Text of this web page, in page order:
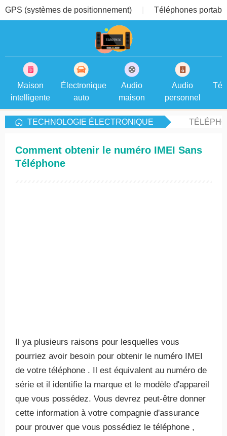
GPS (systèmes de positionnement) Téléphones
Maison
intelligente
Électronique
auto
Audio
maison
Audio
personnel
TECHNOLOGIE ÉLECTRONIQUE
Comment obtenir le numéro IMEI Sans
Téléphone
Il ya plusieurs raisons pour lesquelles vous
pourriez avoir besoin pour obtenir le numéro IMEI
de votre téléphone . Il est équivalent au numéro de
série et il identifie la marque et le modèle d'appareil
que vous possédez. Vous devrez peut-être donner
cette information à votre compagnie d'assurance
pour prouver que vous possédiez le téléphone ,